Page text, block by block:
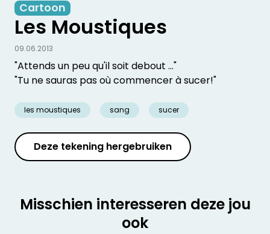
Cartoon
Les Moustiques
"Attends un peu qu'il soit debout ..."
"Tu ne sauras pas où commencer à sucer!"
les moustiques sang sucer
09.06.2013
Deze tekening hergebruiken
Misschien interesseren deze jou
ook